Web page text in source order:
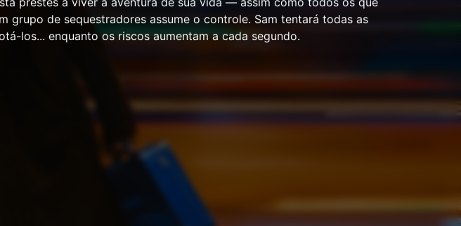
grupo de sequestradores assume o controle. Sam tentará todas as
los... enquanto os riscos aumentam a cada segundo.